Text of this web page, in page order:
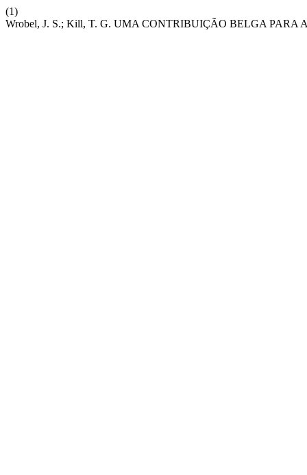
(1)
Wrobel, J. S.; Kill, T. G. UMA CONTRIBUIÇÃO BELGA